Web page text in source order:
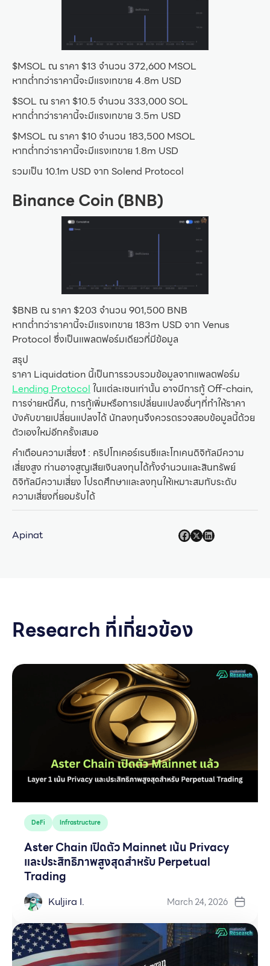
$MSOL ณ ราคา $13 จำนวน 372,600 MSOL
หากต่ำกว่าราคานี้จะมีแรงเทขาย 4.8m USD
$SOL ณ ราคา $10.5 จำนวน 333,000 SOL
หากต่ำกว่าราคานี้จะมีแรงเทขาย 3.5m USD
$MSOL ณ ราคา $10 จำนวน 183,500 MSOL
หากต่ำกว่าราคานี้จะมีแรงเทขาย 1.8m USD
รวมเป็น 10.1m USD จาก Solend Protocol
Binance Coin (BNB)
$BNB ณ ราคา $203 จำนวน 901,500 BNB
หากต่ำกว่าราคานี้จะมีแรงเทขาย 183m USD จาก Venus
Protocol ซึ่งเป็นแพลตฟอร์มเดียวที่มีข้อมูล
สรุป
ราคา Liquidation นี้เป็นการรวบรวมข้อมูลจากแพลตฟอร์ม
Lending Protocolในแต่ละเชนเท่านั้น อาจมีการกู้ Off-chain,
การจ่ายหนี้คืน, การกู้เพิ่มหรือการเปลี่ยนแปลงอื่นๆที่ทำให้ราคา
บังคับขายเปลี่ยนแปลงได้ นักลงทุนจึงควรตรวจสอบข้อมูลนี้ด้วย
ตัวเองใหม่อีกครั้งเสมอ
คำเตือนความเสี่ยง❗️ : คริปโทเคอร์เรนซีและโทเคนดิจิทัลมีความ
เสี่ยงสูง ท่านอาจสูญเสียเงินลงทุนได้ทั้งจำนวนและสินทรัพย์
ดิจิทัลมีความเสี่ยง โปรดศึกษาและลงทุนให้เหมาะสมกับระดับ
ความเสี่ยงที่ยอมรับได้
Apinat
Research ที่เกี่ยวข้อง
DeFi Infrastructure
Aster Chain เปิดตัว Mainnet เน้น Privacy
และประสิทธิภาพสูงสุดสำหรับ Perpetual
Trading
Kuljira I. March 24, 2026